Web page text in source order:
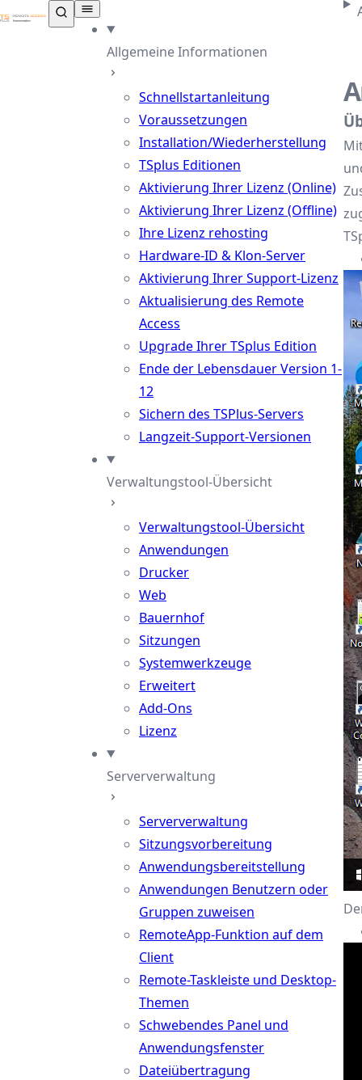
TSplus Dokumentation ®
Allgemeine Informationen
Schnellstartanleitung
Voraussetzungen
Installation/Wiederherstellung
TSplus Editionen
Aktivierung Ihrer Lizenz (Online)
Aktivierung Ihrer Lizenz (Offline)
Ihre Lizenz rehosting
Hardware-ID & Klon-Server
Aktivierung Ihrer Support-Lizenz
Aktualisierung des Remote
Access
Upgrade Ihrer TSplus Edition
Ende der Lebensdauer Version 1-
12
Sichern des TSPlus-Servers
Langzeit-Support-Versionen
Verwaltungstool-Übersicht
Verwaltungstool-Übersicht
Anwendungen
Drucker
Web
Bauernhof
Sitzungen
Systemwerkzeuge
Erweitert
Add-Ons
Lizenz
Serververwaltung
Serververwaltung
Sitzungsvorbereitung
Anwendungsbereitstellung
Anwendungen Benutzern oder
Gruppen zuweisen
RemoteApp-Funktion auf dem
Client
Remote-Taskleiste und Desktop-
Themen
Schwebendes Panel und
Anwendungsfenster
Dateiübertragung